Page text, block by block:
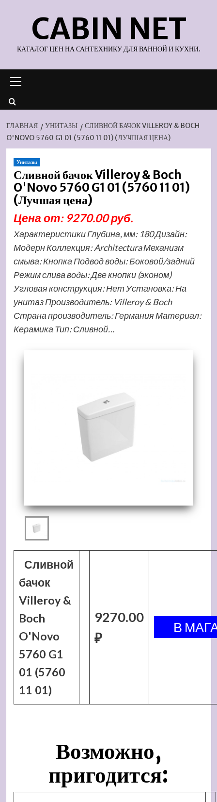
содержимомуCABIN NET
КАТАЛОГ ЦЕН НА САНТЕХНИКУ ДЛЯ ВАННОЙ И КУХНИ.
меню
ГЛАВНАЯ УНИТАЗЫ
СЛИВНОЙ БАЧОК VILLEROY & BOCH
O'NOVO 5760 G1 01 (5760 11 01) (ЛУЧШАЯ ЦЕНА)
Унитазы
Сливной бачок Villeroy & Boch
O'Novo 5760 G1 01 (5760 11 01)
(Лучшая цена)
Цена от: 9270.00 руб.
Характеристики Глубина, мм: 180 Дизайн:
Модерн Коллекция: Architectura Механизм
смыва: Кнопка Подвод воды: Боковой/задний
Режим слива воды: Две кнопки (эконом)
Угловая конструкция: Нет Установка: На
унитаз Производитель: Villeroy & Boch
Страна производитель: Германия Материал:
Керамика Тип: Сливной…
Сливной
бачок
Villeroy &
Boch
O'Novo
5760 G1
01 (5760
11 01)
9270.00
₽
Возможно,
пригодится: